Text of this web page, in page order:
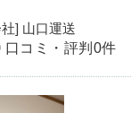
] 山口運送
口コミ・評判 0件